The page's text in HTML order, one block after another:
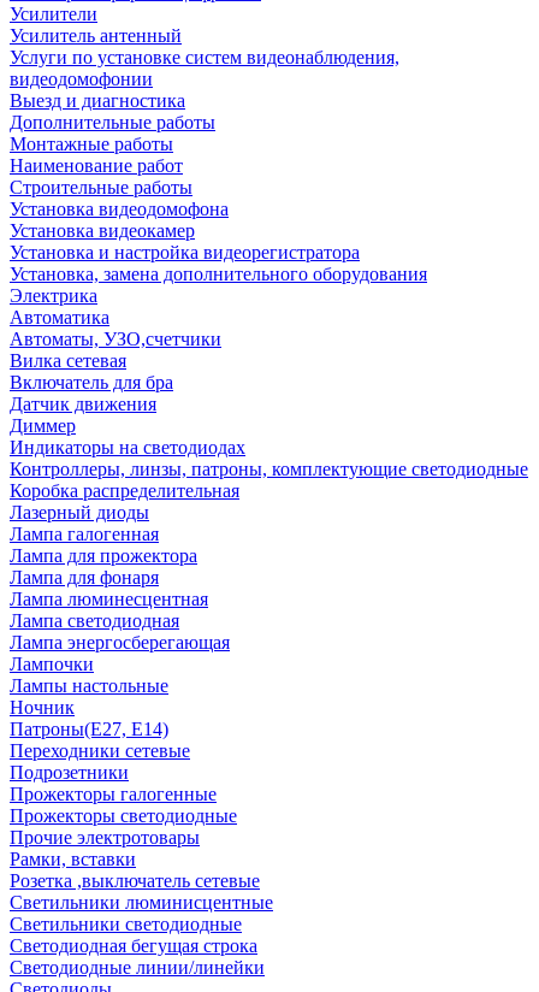
Усилители
Усилитель антенный
Услуги по установке систем видеонаблюдения,
видеодомофонии
Выезд и диагностика
Дополнительные работы
Монтажные работы
Наименование работ
Строительные работы
Установка видеодомофона
Установка видеокамер
Установка и настройка видеорегистратора
Установка, замена дополнительного оборудования
Электрика
Автоматика
Автоматы, УЗО,счетчики
Вилка сетевая
Включатель для бра
Датчик движения
Диммер
Индикаторы на светодиодах
Контроллеры, линзы, патроны, комплектующие светодиодные
Коробка распределительная
Лазерный диоды
Лампа галогенная
Лампа для прожектора
Лампа для фонаря
Лампа люминесцентная
Лампа светодиодная
Лампа энергосберегающая
Лампочки
Лампы настольные
Ночник
Патроны(Е27, Е14)
Переходники сетевые
Подрозетники
Прожекторы галогенные
Прожекторы светодиодные
Прочие электротовары
Рамки, вставки
Розетка ,выключатель сетевые
Светильники люминисцентные
Светильники светодиодные
Светодиодная бегущая строка
Светодиодные линии/линейки